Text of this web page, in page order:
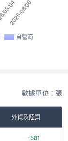
自營商
數據單位：張
外資及陸資
-581